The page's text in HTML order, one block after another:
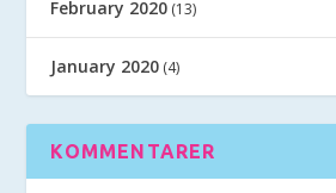
February 2020 (13)
January 2020 (4)
KOMMENTARER